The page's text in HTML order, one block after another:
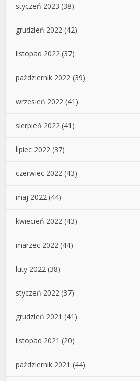
styczeń 2023 (38)
grudzień 2022 (42)
listopad 2022 (37)
październik 2022 (39)
wrzesień 2022 (41)
sierpień 2022 (41)
lipiec 2022 (37)
czerwiec 2022 (43)
maj 2022 (44)
kwiecień 2022 (43)
marzec 2022 (44)
luty 2022 (38)
styczeń 2022 (37)
grudzień 2021 (41)
listopad 2021 (20)
październik 2021 (44)